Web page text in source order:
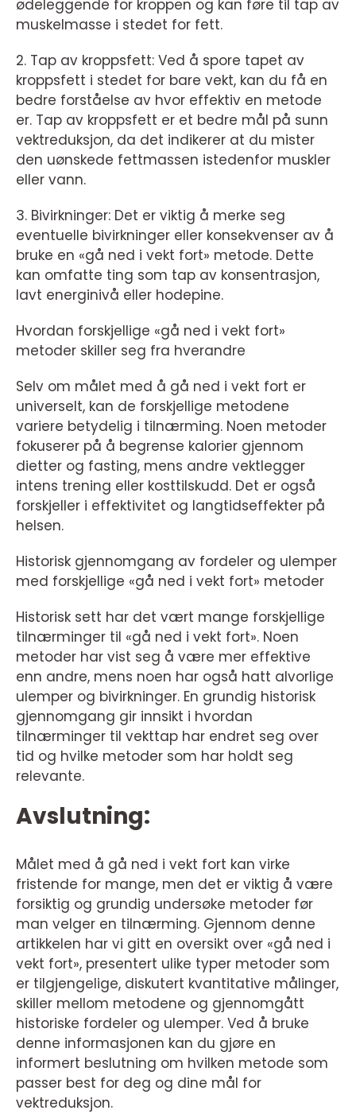
ødeleggende for kroppen og kan føre til tap av
muskelmasse i stedet for fett.
2. Tap av kroppsfett: Ved å spore tapet av
kroppsfett i stedet for bare vekt, kan du få en
bedre forståelse av hvor effektiv en metode
er. Tap av kroppsfett er et bedre mål på sunn
vektreduksjon, da det indikerer at du mister
den uønskede fettmassen istedenfor muskler
eller vann.
3. Bivirkninger: Det er viktig å merke seg
eventuelle bivirkninger eller konsekvenser av å
bruke en «gå ned i vekt fort» metode. Dette
kan omfatte ting som tap av konsentrasjon,
lavt energinivå eller hodepine.
Hvordan forskjellige «gå ned i vekt fort»
metoder skiller seg fra hverandre
Selv om målet med å gå ned i vekt fort er
universelt, kan de forskjellige metodene
variere betydelig i tilnærming. Noen metoder
fokuserer på å begrense kalorier gjennom
dietter og fasting, mens andre vektlegger
intens trening eller kosttilskudd. Det er også
forskjeller i effektivitet og langtidseffekter på
helsen.
Historisk gjennomgang av fordeler og ulemper
med forskjellige «gå ned i vekt fort» metoder
Historisk sett har det vært mange forskjellige
tilnærminger til «gå ned i vekt fort». Noen
metoder har vist seg å være mer effektive
enn andre, mens noen har også hatt alvorlige
ulemper og bivirkninger. En grundig historisk
gjennomgang gir innsikt i hvordan
tilnærminger til vekttap har endret seg over
tid og hvilke metoder som har holdt seg
relevante.
Avslutning:
Målet med å gå ned i vekt fort kan virke
fristende for mange, men det er viktig å være
forsiktig og grundig undersøke metoder før
man velger en tilnærming. Gjennom denne
artikkelen har vi gitt en oversikt over «gå ned i
vekt fort», presentert ulike typer metoder som
er tilgjengelige, diskutert kvantitative målinger,
skiller mellom metodene og gjennomgått
historiske fordeler og ulemper. Ved å bruke
denne informasjonen kan du gjøre en
informert beslutning om hvilken metode som
passer best for deg og dine mål for
vektreduksjon.